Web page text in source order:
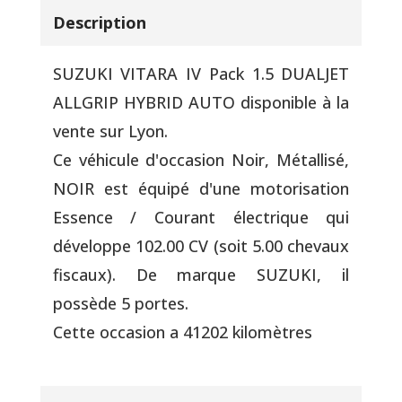
Description
SUZUKI VITARA IV Pack 1.5 DUALJET
ALLGRIP HYBRID AUTO disponible à la
vente sur Lyon.
Ce véhicule d'occasion Noir, Métallisé,
NOIR est équipé d'une motorisation
Essence / Courant électrique qui
développe 102.00 CV (soit 5.00 chevaux
fiscaux). De marque SUZUKI, il
possède 5 portes.
Cette occasion a 41202 kilomètres